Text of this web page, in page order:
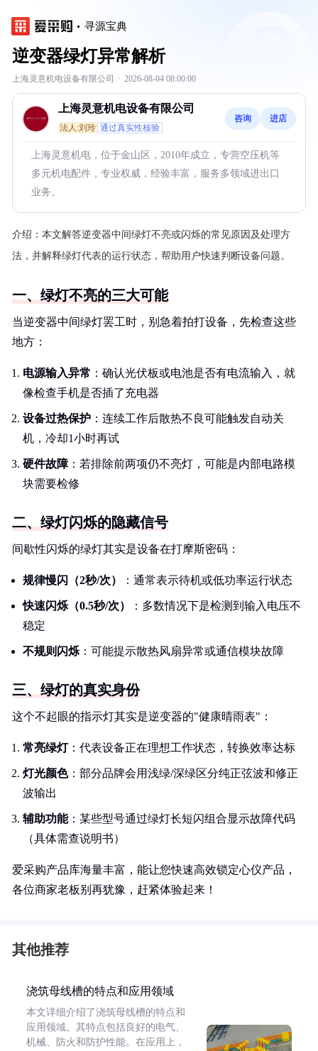
寻源宝典
逆变器绿灯异常解析
上海灵意机电设备有限公司 · 2026-08-04 08:00:00
上海灵意机电设备有限公司
法人:刘玲 通过真实性核验
咨询 进店
上海灵意机电，位于金山区，2010年成立，专营空压机等
多元机电配件，专业权威，经验丰富，服务多领域进出口
业务。
介绍： 本文解答逆变器中间绿灯不亮或闪烁的常见原因及处理方
法，并解释绿灯代表的运行状态，帮助用户快速判断设备问题。
一、绿灯不亮的三大可能
当逆变器中间绿灯罢工时，别急着拍打设备，先检查这些
地方：
电源输入异常 ：确认光伏板或电池是否有电流输入，就
像检查手机是否插了充电器
设备过热保护 ：连续工作后散热不良可能触发自动关
机，冷却1小时再试
硬件故障：若排除前两项仍不亮灯，可能是内部电路模
块需要检修
二、绿灯闪烁的隐藏信号
间歇性闪烁的绿灯其实是设备在打摩斯密码：
规律慢闪（2秒/次） ：通常表示待机或低功率运行状态
快速闪烁（0.5秒/次）
：多数情况下是检测到输入电压不
稳定
不规则闪烁 ：可能提示散热风扇异常或通信模块故障
三、绿灯的真实身份
这个不起眼的指示灯其实是逆变器的"健康晴雨表"：
常亮绿灯：代表设备正在理想工作状态，转换效率达标
灯光颜色：部分品牌会用浅绿/深绿区分纯正弦波和修正
波输出
辅助功能：某些型号通过绿灯长短闪组合显示故障代码
（具体需查说明书）
爱采购产品库海量丰富，能让您快速高效锁定心仪产品，
各位商家老板别再犹豫，赶紧体验起来！
其他推荐
浇筑母线槽的特点和应用领域
本文详细介绍了浇筑母线槽的特点和
应用领域。其特点包括良好的电气、
机械、防火和防护性能。在应用上，